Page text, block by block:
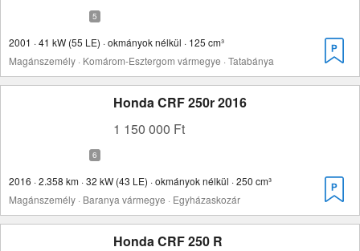
2001 · 41 kW (55 LE) · okmányok nélkül · 125 cm³
Magánszemély · Komárom-Esztergom vármegye · Tatabánya
Honda CRF 250r 2016
1 150 000 Ft
2016 · 2.358 km · 32 kW (43 LE) · okmányok nélkül · 250 cm³
Magánszemély · Baranya vármegye · Egyházaskozár
Honda CRF 250 R